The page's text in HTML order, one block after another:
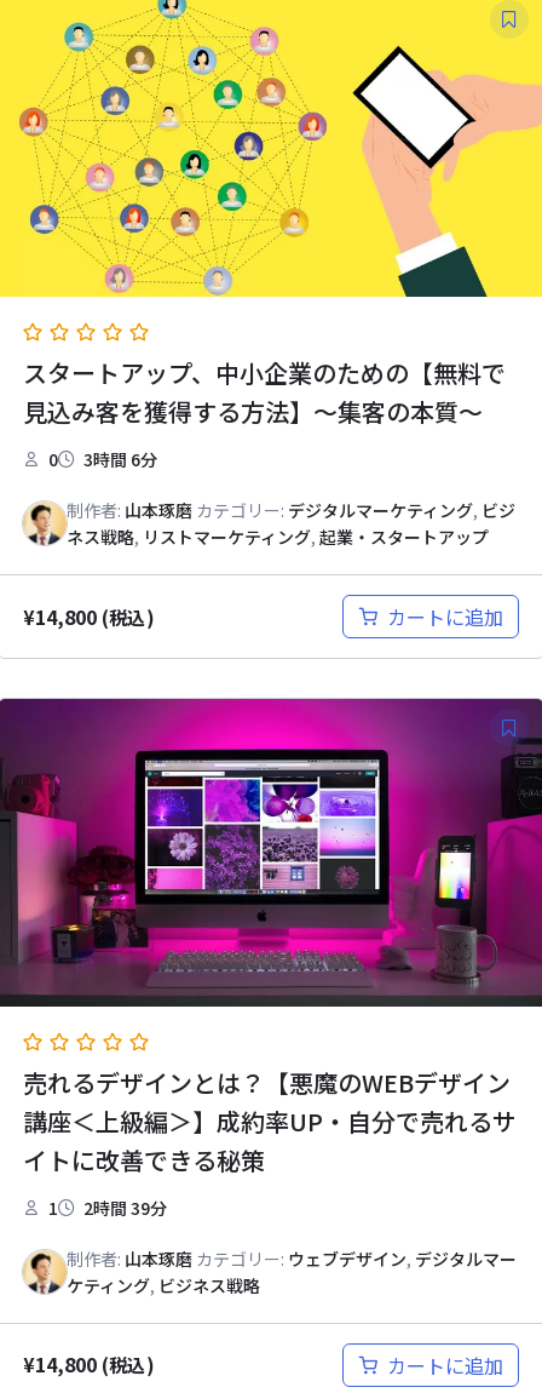
スタートアップ、中小企業のための【無料で
見込み客を獲得する方法】～集客の本質～
0 3時間 6分
制作者: 山本琢磨カテゴリー: デジタルマーケティング, ビジ
ネス戦略, リストマーケティング, 起業・スタートアップ
¥14,800 (税込) カートに追加
売れるデザインとは？【悪魔のWEBデザイン
講座＜上級編＞】成約率UP・自分で売れるサ
イトに改善できる秘策
1 2時間 39分
制作者: 山本琢磨カテゴリー: ウェブデザイン, デジタルマー
ケティング, ビジネス戦略
¥14,800 (税込) カートに追加